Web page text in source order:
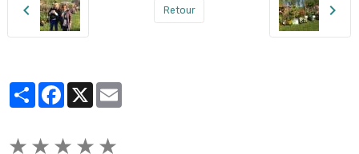
Retour
PartagerFacebook
X
★ ★ ★ ★ ★